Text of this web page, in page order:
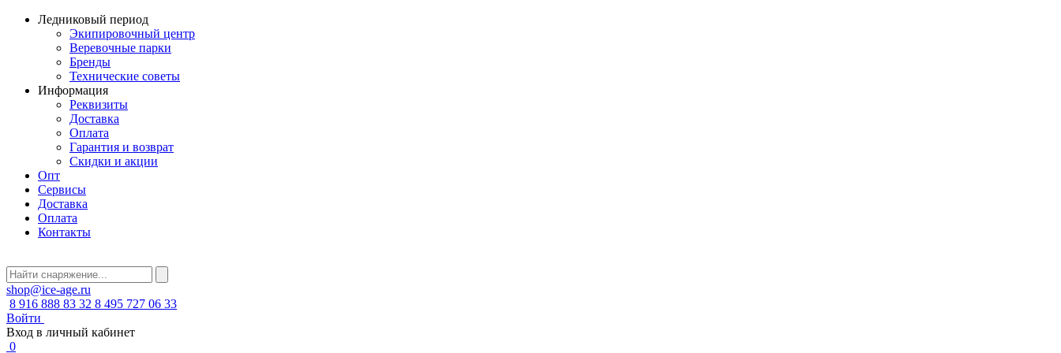
Ледниковый период
Экипировочный центр
Веревочные парки
Бренды
Технические советы
Информация
Реквизиты
Доставка
Оплата
Гарантия и возврат
Скидки и акции
Опт
Сервисы
Доставка
Оплата
Контакты
shop@ice-age.ru
8 916 888 83 32 8 495 727 06 33
Войти
Вход в личный кабинет
0